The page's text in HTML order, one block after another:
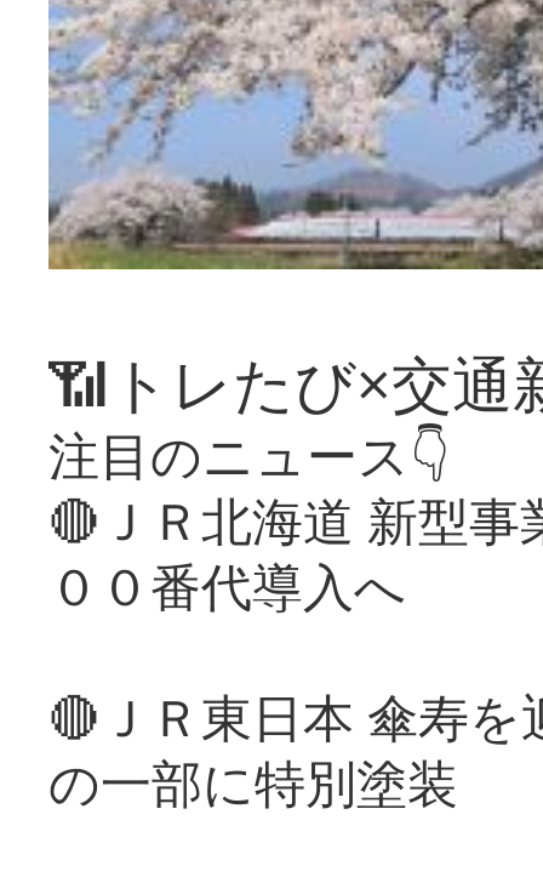
📶トレたび×交通
注目のニュース👇
🔴ＪＲ北海道 新型
００番代導入へ
🔴ＪＲ東日本 傘寿
の一部に特別塗装